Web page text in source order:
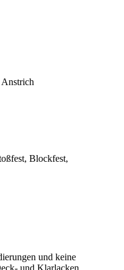
Blockfest,
und keine
und Klarlacken